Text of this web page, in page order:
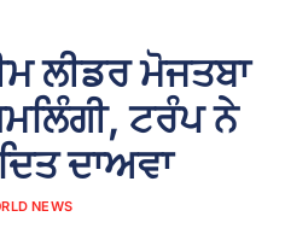
ਲੀਡਰ ਮੋਜਤਬਾ
ਟਰੰਪ ਨੇ
ਦਾਅਵਾ
NEWS